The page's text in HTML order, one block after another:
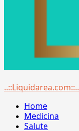
Menu
..::Liquidarea.com::..
Home
Medicina
Salute